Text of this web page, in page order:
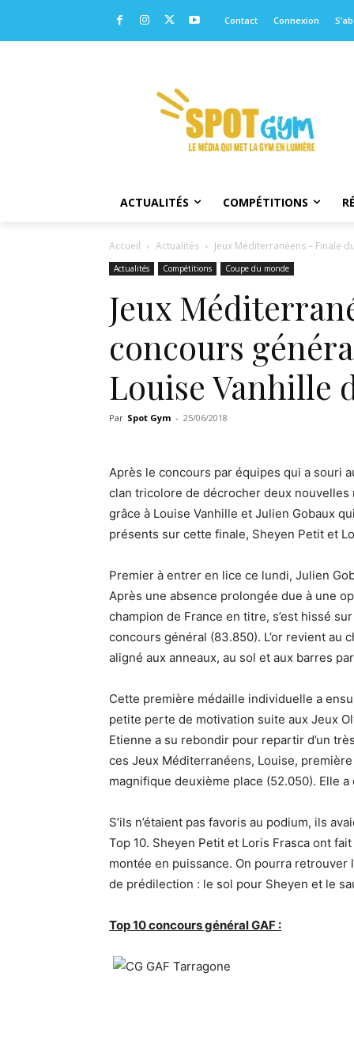
Contact Connexion
ACTUALITÉS COMPÉTITIONS
Accueil Actualités Jeux Méditerranéens – Finale
Actualités Compétitions Coupe du monde
Jeux
concours
Louise Vanhille
Par Spot Gym - 25/06/2018
Après le concours par équipes qui a souri
clan tricolore de décrocher deux
grâce à Louise Vanhille et Julien Gobaux
présents sur cette finale, Sheyen Petit et
Premier à entrer en lice ce lundi, Julien
Après une absence prolongée due à une
champion de France en titre, s’est hissé
concours général (83.850). L’or revient au
aligné aux anneaux, au sol et aux barres
Cette première médaille individuelle a
petite perte de motivation suite aux Jeux
Etienne a su rebondir pour repartir d’un
ces Jeux Méditerranéens, Louise,
magnifique deuxième place (52.050). Elle
S’ils n’étaient pas favoris au podium, ils
Top 10. Sheyen Petit et Loris Frasca ont
montée en puissance. On pourra retrouver
de prédilection : le sol pour Sheyen et le
Top 10 concours général GAF :